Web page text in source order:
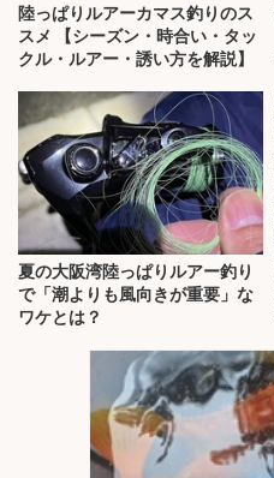
陸っぱりルアーカマス釣りのス
スメ 【シーズン・時合い・タッ
クル・ルアー・誘い方を解説】
夏の大阪湾陸っぱりルアー釣り
で「潮よりも風向きが重要」な
ワケとは？